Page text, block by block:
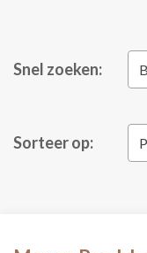
Snel zoeken:
Sorteer op: